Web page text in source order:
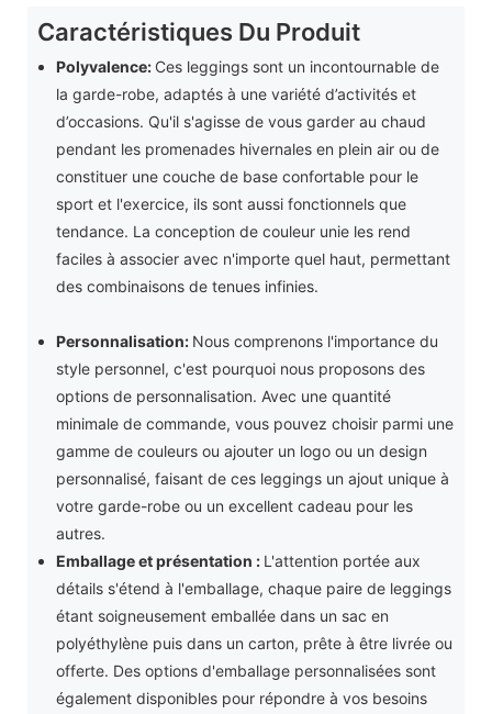
Caractéristiques Du Produit
Polyvalence: Ces leggings sont un incontournable de
la garde-robe, adaptés à une variété d’activités et
d’occasions. Qu'il s'agisse de vous garder au chaud
pendant les promenades hivernales en plein air ou de
constituer une couche de base confortable pour le
sport et l'exercice, ils sont aussi fonctionnels que
tendance. La conception de couleur unie les rend
faciles à associer avec n'importe quel haut, permettant
des combinaisons de tenues infinies.
Personnalisation: Nous comprenons l'importance du
style personnel, c'est pourquoi nous proposons des
options de personnalisation. Avec une quantité
minimale de commande, vous pouvez choisir parmi une
gamme de couleurs ou ajouter un logo ou un design
personnalisé, faisant de ces leggings un ajout unique à
votre garde-robe ou un excellent cadeau pour les
autres.
Emballage et présentation : L'attention portée aux
détails s'étend à l'emballage, chaque paire de leggings
étant soigneusement emballée dans un sac en
polyéthylène puis dans un carton, prête à être livrée ou
offerte. Des options d'emballage personnalisées sont
également disponibles pour répondre à vos besoins